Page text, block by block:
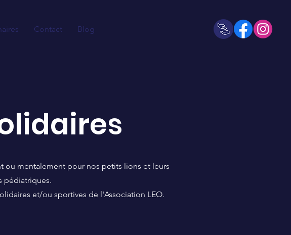
Contact Blog
ou mentalement pour nos petits lions et leurs
pédiatriques.
et/ou sportives de l'Association LEO.